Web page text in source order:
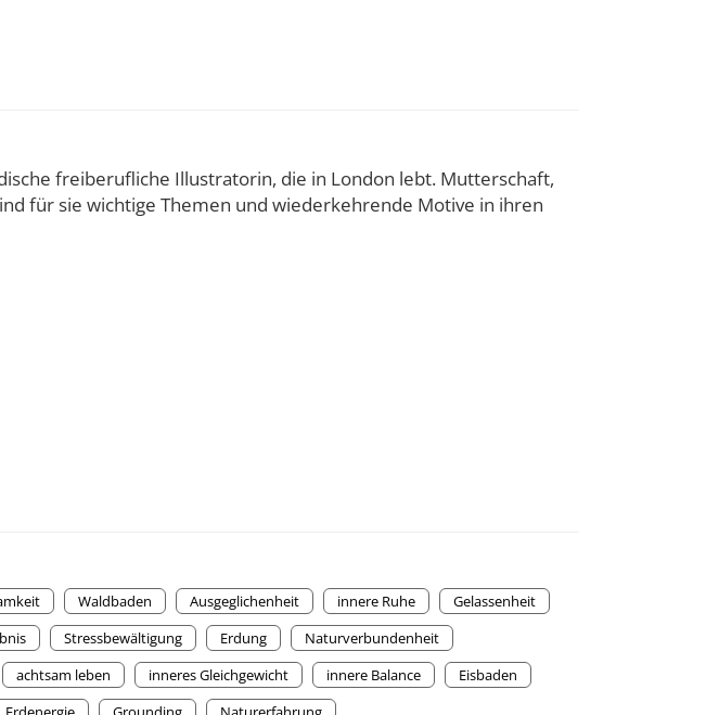
freiberufliche Illustratorin, die in London lebt. Mutterschaft,
für sie wichtige Themen und wiederkehrende Motive in ihren
Waldbaden Ausgeglichenheit innere Ruhe
Gelassenheit
Stressbewältigung Erdung
Naturverbundenheit
achtsam leben inneres Gleichgewicht innere Balance
Eisbaden